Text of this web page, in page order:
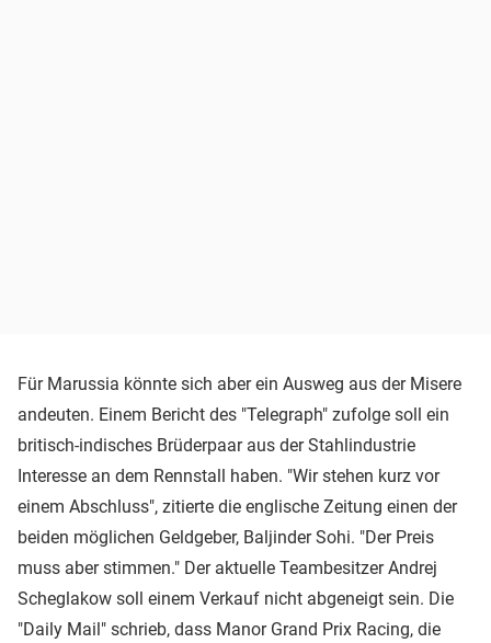
Für Marussia könnte sich aber ein Ausweg aus der Misere
andeuten. Einem Bericht des "Telegraph" zufolge soll ein
britisch-indisches Brüderpaar aus der Stahlindustrie
Interesse an dem Rennstall haben. "Wir stehen kurz vor
einem Abschluss", zitierte die englische Zeitung einen der
beiden möglichen Geldgeber, Baljinder Sohi. "Der Preis
muss aber stimmen." Der aktuelle Teambesitzer Andrej
Scheglakow soll einem Verkauf nicht abgeneigt sein. Die
"Daily Mail" schrieb, dass Manor Grand Prix Racing, die